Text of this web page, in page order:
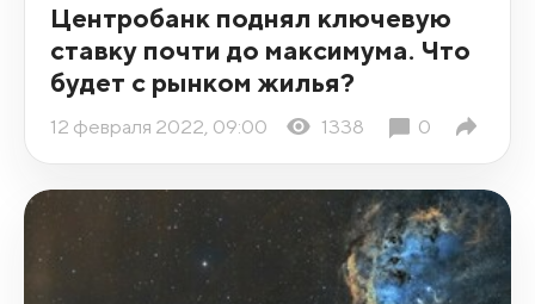
Центробанк поднял ключевую
ставку почти до максимума. Что
будет с рынком жилья?
12 февраля 2022, 09:00 1338 0